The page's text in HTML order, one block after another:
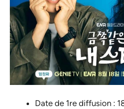
Date de 1re diffusion :